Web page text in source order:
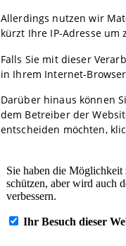
Allerdings nutzen wir
kürzt Ihre IP-Adresse
Falls Sie mit dieser
in Ihrem Internet-
Darüber hinaus können
dem Betreiber der
entscheiden möchten,